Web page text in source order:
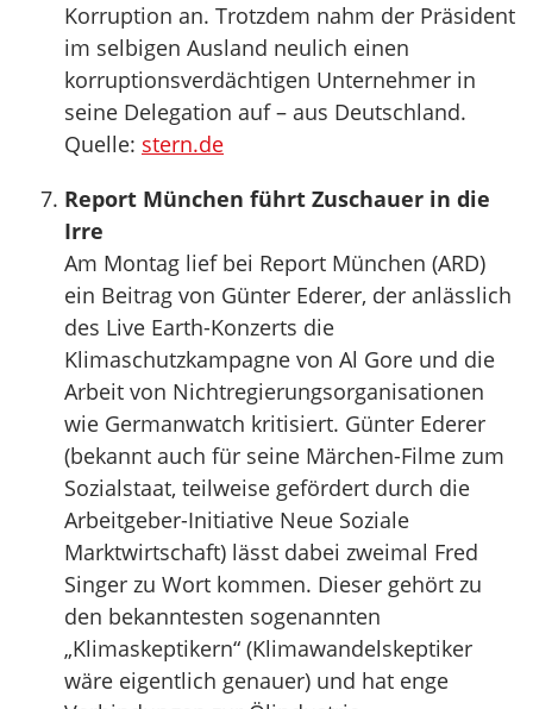
Korruption an. Trotzdem nahm der Präsident
im selbigen Ausland neulich einen
korruptionsverdächtigen Unternehmer in
seine Delegation auf – aus Deutschland.
Quelle: stern.de
Report München führt Zuschauer in die
Irre
Am Montag lief bei Report München (ARD)
ein Beitrag von Günter Ederer, der anlässlich
des Live Earth-Konzerts die
Klimaschutzkampagne von Al Gore und die
Arbeit von Nichtregierungsorganisationen
wie Germanwatch kritisiert. Günter Ederer
(bekannt auch für seine Märchen-Filme zum
Sozialstaat, teilweise gefördert durch die
Arbeitgeber-Initiative Neue Soziale
Marktwirtschaft) lässt dabei zweimal Fred
Singer zu Wort kommen. Dieser gehört zu
den bekanntesten sogenannten
„Klimaskeptikern“ (Klimawandelskeptiker
wäre eigentlich genauer) und hat enge